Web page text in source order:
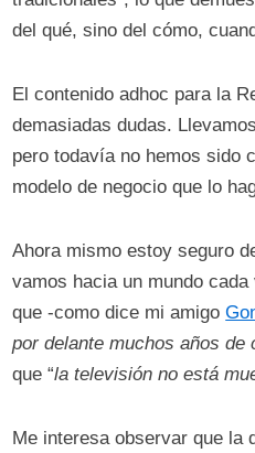
del qué, sino del cómo,
El contenido adhoc para la
demasiadas dudas.
pero todavía no hemos sido
modelo de negocio que lo
Ahora mismo estoy seguro
vamos hacia un mundo
que -como dice mi amigo
por delante muchos años
que “la televisión no está
Me interesa observar que la